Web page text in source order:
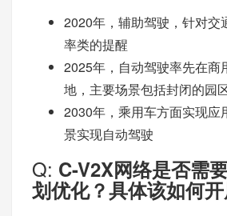
2020年，辅助驾驶，针对交
率类的提醒
2025年，自动驾驶率先在商
地，主要场景包括封闭的园
2030年，乘用车方面实现应
景实现自动驾驶
Q: C-V2X网络是否需
划优化？具体该如何开